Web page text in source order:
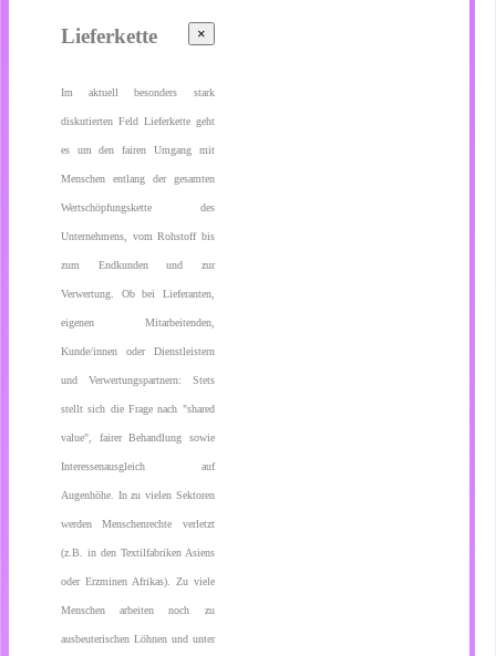
×
Lieferkette
Im aktuell besonders stark
diskutierten Feld Lieferkette geht
es um den fairen Umgang mit
Menschen entlang der gesamten
Wertschöpfungskette des
Unternehmens, vom Rohstoff bis
zum Endkunden und zur
Verwertung. Ob bei Lieferanten,
eigenen Mitarbeitenden,
Kunde/innen oder Dienstleistern
und Verwertungspartnern: Stets
stellt sich die Frage nach "shared
value", fairer Behandlung sowie
Interessenausgleich auf
Augenhöhe. In zu vielen Sektoren
werden Menschenrechte verletzt
(z.B. in den Textilfabriken Asiens
oder Erzminen Afrikas). Zu viele
Menschen arbeiten noch zu
ausbeuterischen Löhnen und unter